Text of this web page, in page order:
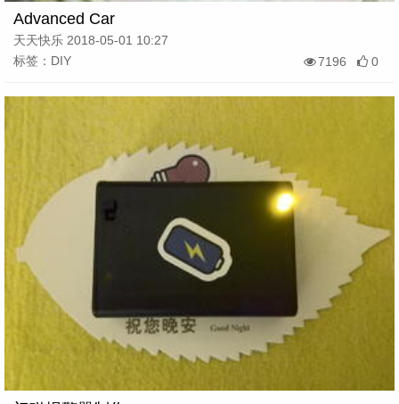
Advanced Car
天天快乐 2018-05-01 10:27
标签：DIY
7196 0